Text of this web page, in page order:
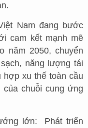
Nam đang bước
cam kết mạnh mẽ
năm 2050, chuyển
năng lượng tái
hợp xu thế toàn cầu
chuỗi cung ứng
lớn: Phát triển